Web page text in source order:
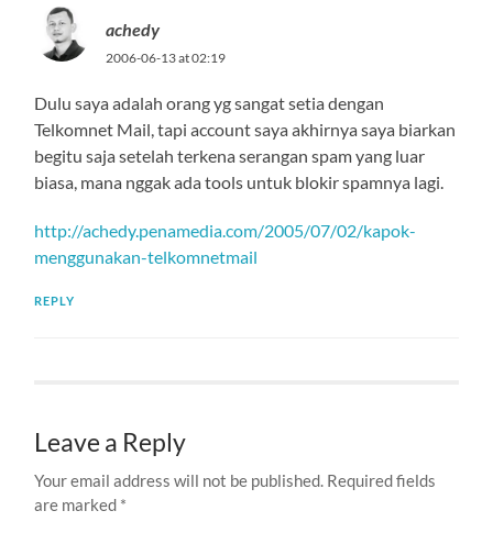
achedy
2006-06-13 at 02:19
Dulu saya adalah orang yg sangat setia dengan
Telkomnet Mail, tapi account saya akhirnya saya biarkan
begitu saja setelah terkena serangan spam yang luar
biasa, mana nggak ada tools untuk blokir spamnya lagi.
http://achedy.penamedia.com/2005/07/02/kapok-
menggunakan-telkomnetmail
REPLY
Leave a Reply
Your email address will not be published. Required fields
are marked *